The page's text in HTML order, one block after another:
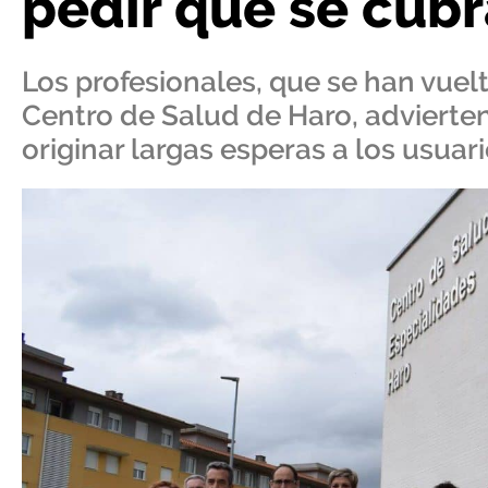
Los profesionales, que se han
Centro de Salud de Haro,
originar largas esperas a los